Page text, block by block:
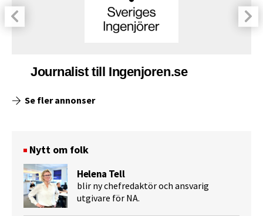
Journalist till Ingenjoren.se
Se fler annonser
Nytt om folk
Helena Tell
blir ny chefredaktör och ansvarig
utgivare för NA.